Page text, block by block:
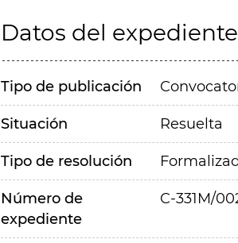
Datos del expediente
Tipo de publicación
Situación Resuelta
Tipo de resolución
Número de
expediente
C-331M/